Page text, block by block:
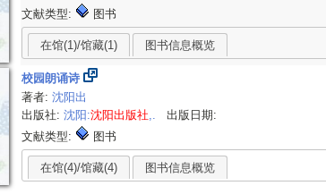
文献类型:
图书
在馆(1)/馆藏(1) 图书信息概览
校园朗诵诗
著者:沈阳出
出版社:沈阳:沈阳出版社,. 出版日期:
文献类型:
图书
在馆(4)/馆藏(4) 图书信息概览